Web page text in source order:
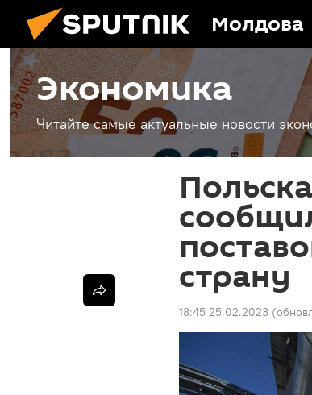
Молдова
Экономика
Читайте самые актуальные новости
страну
18:45 25.02.2023